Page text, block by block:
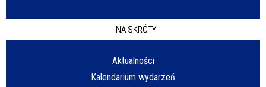
NA SKRÓTY
Aktualności
Kalendarium wydarzeń